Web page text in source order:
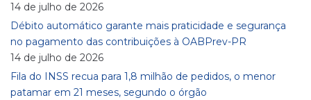
14 de julho de 2026
Débito automático garante mais praticidade e segurança
no pagamento das contribuições à OABPrev-PR
14 de julho de 2026
Fila do INSS recua para 1,8 milhão de pedidos, o menor
patamar em 21 meses, segundo o órgão